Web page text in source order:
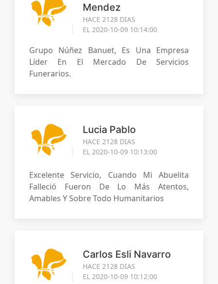
Mendez
HACE 2128 DIAS
EL 2020-10-09 10:14:00
Grupo Núñez Banuet, Es Una Empresa
Líder En El Mercado De Servicios
Funerarios.
Lucia Pablo
HACE 2128 DIAS
EL 2020-10-09 10:13:00
Excelente Servicio, Cuando Mi Abuelita
Falleció Fueron De Lo Más Atentos,
Amables Y Sobre Todo Humanitarios
Carlos Esli Navarro
HACE 2128 DIAS
EL 2020-10-09 10:12:00